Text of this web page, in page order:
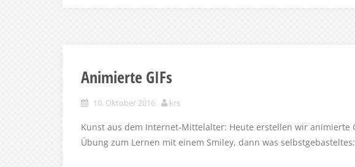
Animierte GIFs
10. Oktober 2016 krs
Kunst aus dem Internet-Mittelalter: Heute erstellen wir animierte
Übung zum Lernen mit einem Smiley, dann was